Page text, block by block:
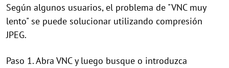
Según algunos usuarios, el problema de "VNC muy
lento" se puede solucionar utilizando compresión
JPEG.
Paso 1. Abra VNC y luego busque o introduzca